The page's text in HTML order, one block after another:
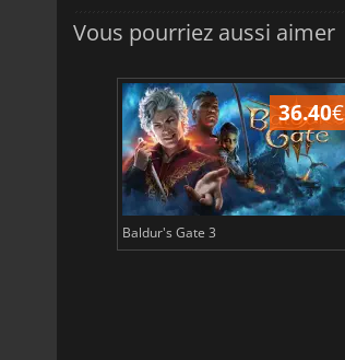
Vous pourriez aussi aimer
36.40€
Baldur's Gate 3